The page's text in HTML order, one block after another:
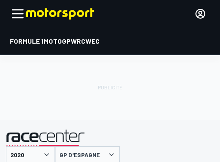
FORMULE 1MOTOGPWRCWEC
présenté par GP D'ESPAGNE